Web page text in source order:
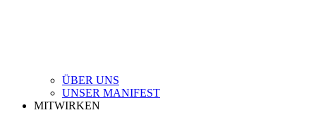
ÜBER UNS
UNSER MANIFEST
MITWIRKEN